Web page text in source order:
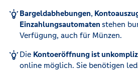
Bargeldabhebungen,
Einzahlungsautomaten stehen
Verfügung, auch für Münzen.
Die Kontoeröffnung ist
online möglich. Sie benötigen